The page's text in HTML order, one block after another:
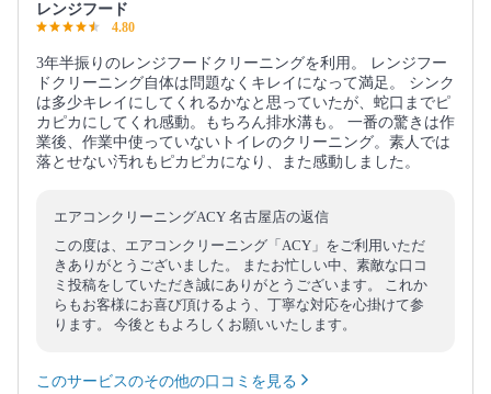
レンジフード
4.80
3年半振りのレンジフードクリーニングを利用。 レンジフー
ドクリーニング自体は問題なくキレイになって満足。 シンク
は多少キレイにしてくれるかなと思っていたが、蛇口までピ
カピカにしてくれ感動。もちろん排水溝も。 一番の驚きは作
業後、作業中使っていないトイレのクリーニング。素人では
落とせない汚れもピカピカになり、また感動しました。
エアコンクリーニングACY 名古屋店の返信
この度は、エアコンクリーニング「ACY」をご利用いただ
きありがとうございました。 またお忙しい中、素敵な口コ
ミ投稿をしていただき誠にありがとうございます。 これか
らもお客様にお喜び頂けるよう、丁寧な対応を心掛けて参
ります。 今後ともよろしくお願いいたします。
このサービスのその他の口コミを見る